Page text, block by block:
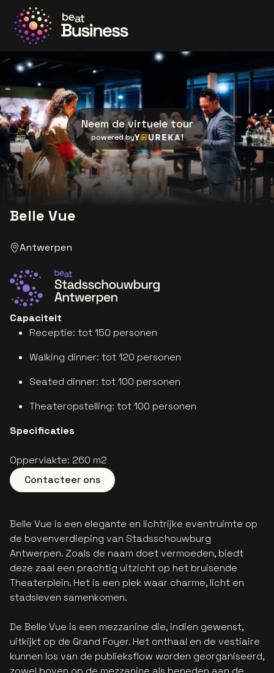
Neem de virtuele tour
powered byYoureka
Belle Vue
Antwerpen
Ga naar de website van Stadsschouwburg Antwerpen
Capaciteit
Receptie: tot 150 personen
Walking dinner: tot 120 personen
Seated dinner: tot 100 personen
Theateropstelling: tot 100 personen
Specificaties
Oppervlakte: 260 m2
Contacteer ons
Belle Vue is een elegante en lichtrijke eventruimte op
de bovenverdieping van Stadsschouwburg
Antwerpen. Zoals de naam doet vermoeden, biedt
deze zaal een prachtig uitzicht op het bruisende
Theaterplein. Het is een plek waar charme, licht en
stadsleven samenkomen.
De Belle Vue is een mezzanine die, indien gewenst,
uitkijkt op de Grand Foyer. Het onthaal en de vestiaire
kunnen los van de publieksflow worden georganiseerd,